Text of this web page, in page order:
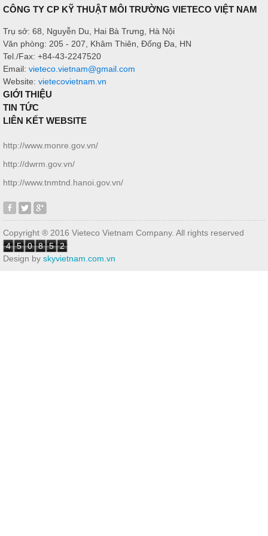
CÔNG TY CP KỸ THUẬT MÔI TRƯỜNG VIETECO VIỆT NAM
Trụ sở: 68, Nguyễn Du, Hai Bà Trưng, Hà Nội
Văn phòng: 205 - 207, Khâm Thiên, Đống Đa, HN
Tel./Fax: +84-43-2247520
Email: vieteco.vietnam@gmail.com
Website: vietecovietnam.vn
GIỚI THIỆU
TIN TỨC
LIÊN KẾT WEBSITE
http://www.monre.gov.vn/
http://dwrm.gov.vn/
http://www.tnmtnd.hanoi.gov.vn/
Copyright ® 2016 Vieteco Vietnam Company. All rights reserved
4
5 0 8 5
2
Design by skyvietnam.com.vn